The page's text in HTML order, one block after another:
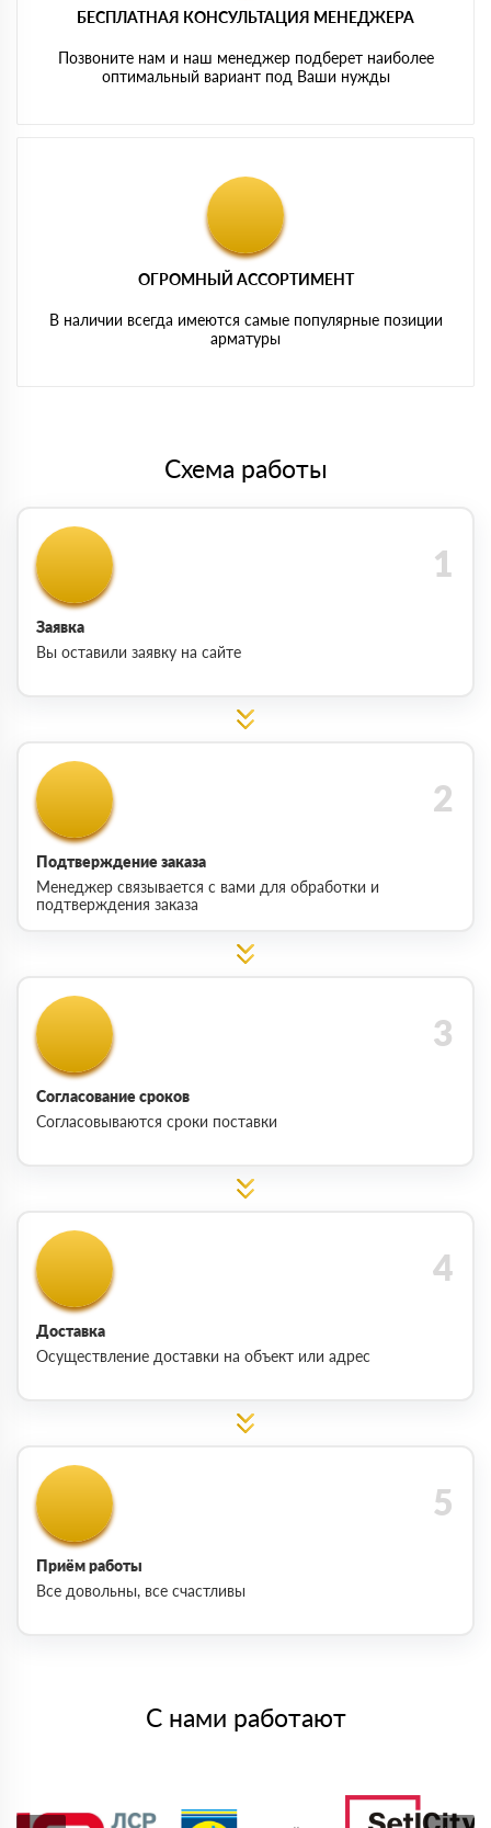
БЕСПЛАТНАЯ КОНСУЛЬТАЦИЯ МЕНЕДЖЕРА
Позвоните нам и наш менеджер подберет наиболее
оптимальный вариант под Ваши нужды
ОГРОМНЫЙ АССОРТИМЕНТ
В наличии всегда имеются самые популярные позиции
арматуры
Схема работы
Заявка
Вы оставили заявку на сайте
Подтверждение заказа
Менеджер связывается с вами для обработки и
подтверждения заказа
Согласование сроков
Согласовываются сроки поставки
Доставка
Осуществление доставки на объект или адрес
Приём работы
Все довольны, все счастливы
С нами работают